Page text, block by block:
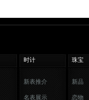
时计 珠宝
新表推介
名表展示
新品
恋物